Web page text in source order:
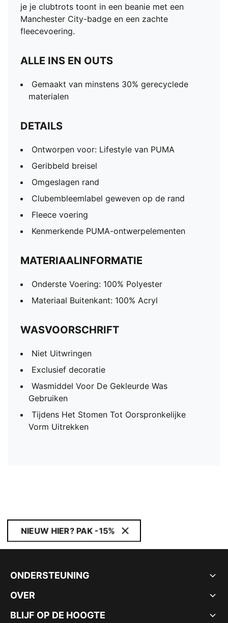
je je clubtrots toont in een beanie met een
Manchester City-badge en een zachte
fleecevoering.
ALLE INS EN OUTS
Gemaakt van minstens 30% gerecyclede
materialen
DETAILS
Ontworpen voor: Lifestyle van PUMA
Geribbeld breisel
Omgeslagen rand
Clubembleemlabel geweven op de rand
Fleece voering
Kenmerkende PUMA-ontwerpelementen
MATERIAALINFORMATIE
Onderste Voering: 100% Polyester
Materiaal Buitenkant: 100% Acryl
WASVOORSCHRIFT
Niet Uitwringen
Exclusief decoratie
Wasmiddel Voor De Gekleurde Was
Gebruiken
Tijdens Het Stomen Tot Oorspronkelijke
Vorm Uitrekken
NIEUW HIER? PAK -15%
ONDERSTEUNING
OVER
BLIJF OP DE HOOGTE